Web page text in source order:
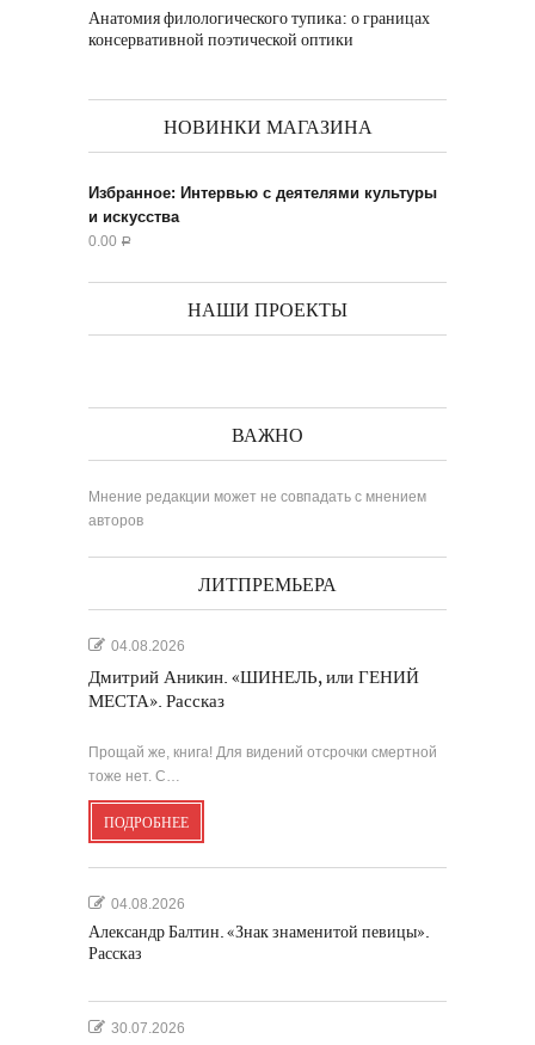
Анатомия филологического тупика: о границах
консервативной поэтической оптики
НОВИНКИ МАГАЗИНА
Избранное: Интервью с деятелями культуры
и искусства
0.00 Р
НАШИ ПРОЕКТЫ
ВАЖНО
Мнение редакции может не совпадать с мнением
авторов
ЛИТПРЕМЬЕРА
04.08.2026
Дмитрий Аникин. «ШИНЕЛЬ, или ГЕНИЙ
МЕСТА». Рассказ
Прощай же, книга! Для видений отсрочки смертной
тоже нет. С…
ПОДРОБНЕЕ
04.08.2026
Александр Балтин. «Знак знаменитой певицы».
Рассказ
30.07.2026